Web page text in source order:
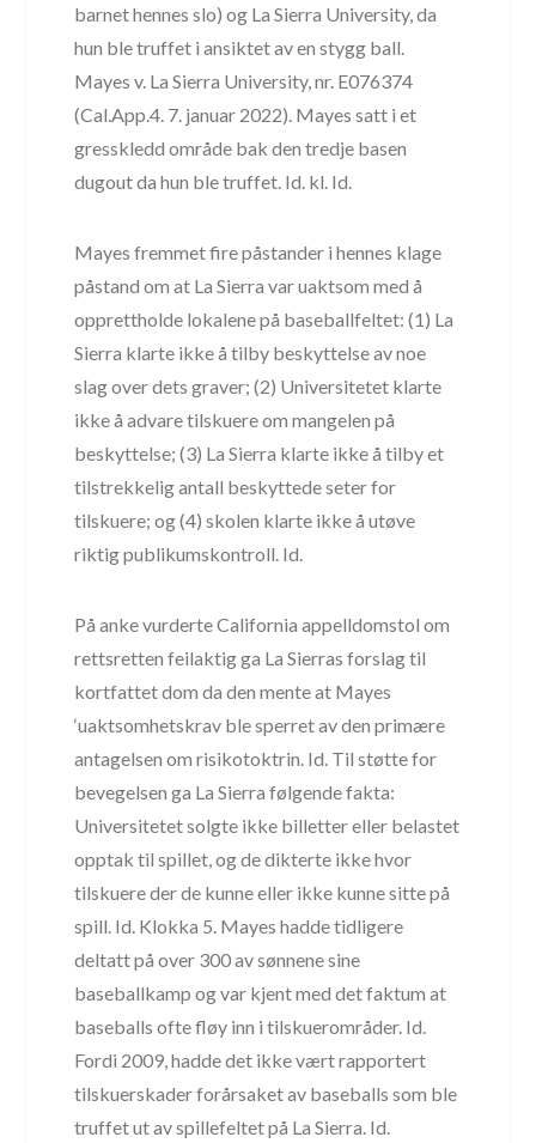
barnet hennes slo) og La Sierra University, da
hun ble truffet i ansiktet av en stygg ball.
Mayes v. La Sierra University, nr. E076374
(Cal.App.4. 7. januar 2022). Mayes satt i et
gresskledd område bak den tredje basen
dugout da hun ble truffet. Id. kl. Id.
Mayes fremmet fire påstander i hennes klage
påstand om at La Sierra var uaktsom med å
opprettholde lokalene på baseballfeltet: (1) La
Sierra klarte ikke å tilby beskyttelse av noe
slag over dets graver; (2) Universitetet klarte
ikke å advare tilskuere om mangelen på
beskyttelse; (3) La Sierra klarte ikke å tilby et
tilstrekkelig antall beskyttede seter for
tilskuere; og (4) skolen klarte ikke å utøve
riktig publikumskontroll. Id.
På anke vurderte California appelldomstol om
rettsretten feilaktig ga La Sierras forslag til
kortfattet dom da den mente at Mayes
‘uaktsomhetskrav ble sperret av den primære
antagelsen om risikotoktrin. Id. Til støtte for
bevegelsen ga La Sierra følgende fakta:
Universitetet solgte ikke billetter eller belastet
opptak til spillet, og de dikterte ikke hvor
tilskuere der de kunne eller ikke kunne sitte på
spill. Id. Klokka 5. Mayes hadde tidligere
deltatt på over 300 av sønnene sine
baseballkamp og var kjent med det faktum at
baseballs ofte fløy inn i tilskuerområder. Id.
Fordi 2009, hadde det ikke vært rapportert
tilskuerskader forårsaket av baseballs som ble
truffet ut av spillefeltet på La Sierra. Id.